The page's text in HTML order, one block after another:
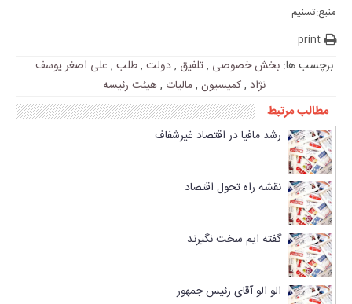
منبع:تسنیم
print
برچسب ها:بخش خصوصی ,تلفیق ,دولت ,طلب , علی اصغر یوسف
نژاد ,کمیسیون ,مالیات ,هیئت رئیسه
مطالب مرتبط
رشد مافیا در اقتصاد غیرشفاف
نقشه راه تحول اقتصاد
گفته ایم سخت نگیرند
الو الو آقای رئیس جمهور